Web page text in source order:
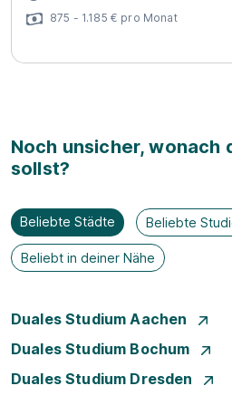
875 - 1.185 € pro Monat
Noch unsicher, wonach
sollst?
Beliebte Städte Beliebte
Beliebt in deiner Nähe
Duales Studium Aachen
Duales Studium Bochum
Duales Studium Dresden